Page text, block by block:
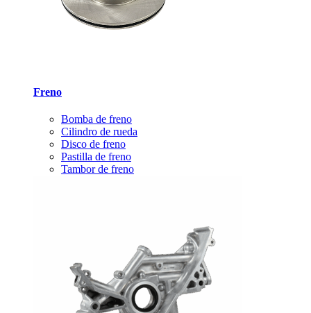
Freno
Bomba de freno
Cilindro de rueda
Disco de freno
Pastilla de freno
Tambor de freno